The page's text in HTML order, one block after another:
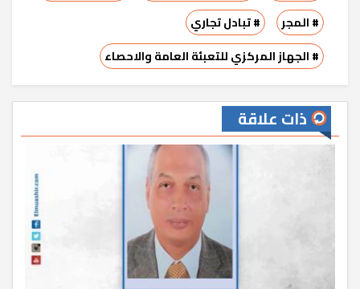
# المجر
# تبادل تجاري
# الجهاز المركزي للتعبئة العامة والاحصاء
ذات علاقة